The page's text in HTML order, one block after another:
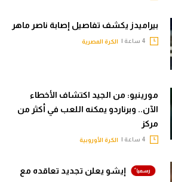
بيراميدز يكشف تفاصيل إصابة ناصر ماهر
الكرة المصرية
مورينيو: من الجيد اكتشاف الأخطاء
الآن.. وبرناردو يمكنه اللعب في أكثر من
مركز
الكرة الأوروبية
إيشو يعلن تجديد تعاقده مع